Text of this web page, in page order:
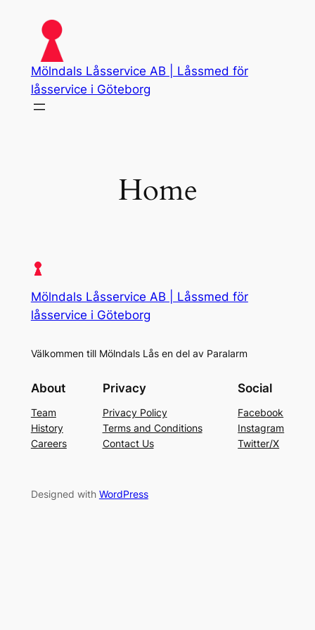
content
Mölndals Låsservice AB | Låssmed för
låsservice i Göteborg
Home
Mölndals Låsservice AB | Låssmed för
låsservice i Göteborg
Välkommen till Mölndals Lås en del av Paralarm
About
Team
History
Careers
Privacy
Privacy Policy
Terms and Conditions
Contact Us
Social
Facebook
Instagram
Twitter/X
Designed with WordPress